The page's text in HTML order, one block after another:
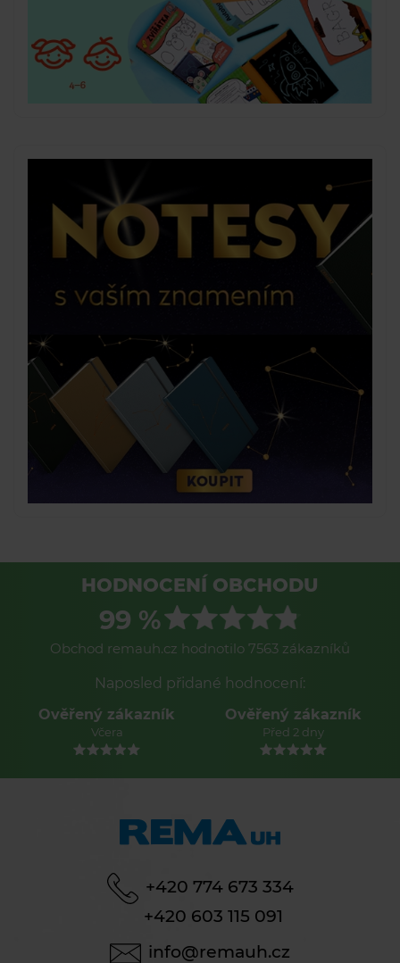
HODNOCENÍ OBCHODU
99 %
Obchod remauh.cz hodnotilo 7563 zákazníků
Naposled přidané hodnocení:
Ověřený zákazník
Včera
Ověřený zákazník
Před 2 dny
+420 774 673 334
+420 603 115 091
info@remauh.cz